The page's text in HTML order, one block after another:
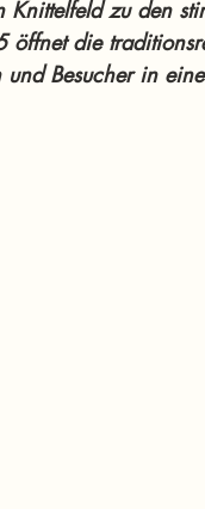
zu den
öffnet die
und Besucher in